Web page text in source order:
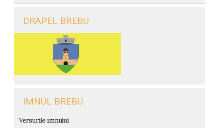
DRAPEL BREBU
IMNUL BREBU
Versurile imnului